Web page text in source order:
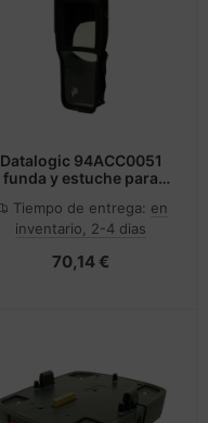
Datalogic 94ACC0051
funda y estuche para
tipo PDA
Tiempo de entrega: en
inventario, 2-4 dias
70,14 €